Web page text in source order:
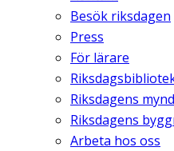
Besök riksdagen
Press
För lärare
Riksdagens
Riksdagens
Arbeta hos oss